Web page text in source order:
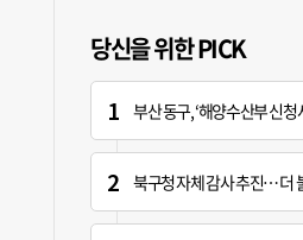
당신을 위한 PICK
부산 동구, ‘해양수산부 신청
북구청 자체 감사 추진… 더 불붙